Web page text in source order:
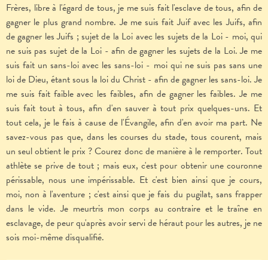
Frères, libre à l'égard de tous, je me suis fait l'esclave de tous, afin de
gagner le plus grand nombre. Je me suis fait Juif avec les Juifs, afin
de gagner les Juifs ; sujet de la Loi avec les sujets de la Loi - moi, qui
ne suis pas sujet de la Loi - afin de gagner les sujets de la Loi. Je me
suis fait un sans-loi avec les sans-loi - moi qui ne suis pas sans une
loi de Dieu, étant sous la loi du Christ - afin de gagner les sans-loi. Je
me suis fait faible avec les faibles, afin de gagner les faibles. Je me
suis fait tout à tous, afin d'en sauver à tout prix quelques-uns. Et
tout cela, je le fais à cause de l'Évangile, afin d'en avoir ma part. Ne
savez-vous pas que, dans les courses du stade, tous courent, mais
un seul obtient le prix ? Courez donc de manière à le remporter. Tout
athlète se prive de tout ; mais eux, c'est pour obtenir une couronne
périssable, nous une impérissable. Et c'est bien ainsi que je cours,
moi, non à l'aventure ; c'est ainsi que je fais du pugilat, sans frapper
dans le vide. Je meurtris mon corps au contraire et le traîne en
esclavage, de peur qu'après avoir servi de héraut pour les autres, je ne
sois moi-même disqualifié.